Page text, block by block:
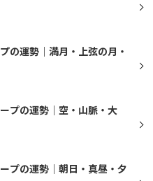
の運勢｜満月・上弦の月・
プの運勢｜空・山脈・大
プの運勢｜朝日・真昼・夕